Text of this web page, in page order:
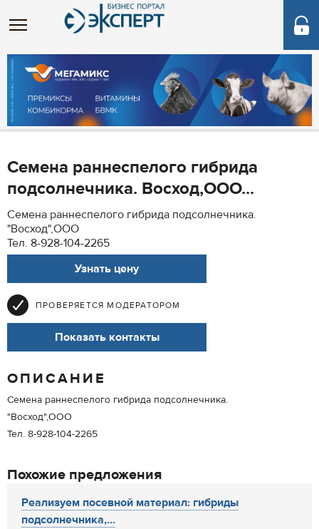
Семена раннеспелого гибрида
подсолнечника. Восход,ООО...
Семена раннеспелого гибрида подсолнечника.
"Восход",ООО
Тел. 8-928-104-2265
Узнать цену
ПРОВЕРЯЕТСЯ МОДЕРАТОРОМ
Показать контакты
ОПИСАНИЕ
Семена раннеспелого гибрида подсолнечника.
"Восход",ООО
Тел. 8-928-104-2265
Похожие предложения
Реализуем посевной материал: гибриды
подсолнечника,...